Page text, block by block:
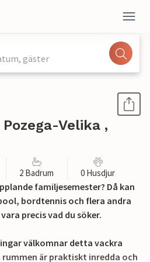
gäster
Velika ,
2 Badrum 0 Husdjur
familjesemester? Då kan
bordtennis och flera andra
precis vad du söker.
välkomnar detta vackra
rummen är praktiskt inredda och